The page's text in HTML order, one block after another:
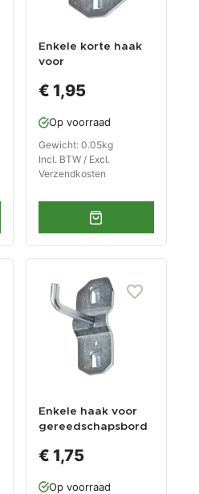
Enkele korte haak
voor
€ 1,95
Op voorraad
Gewicht: 0.05kg
Incl. BTW / Excl.
Verzendkosten
Enkele haak voor
gereedschapsbord
pin
€ 1,75
Op voorraad